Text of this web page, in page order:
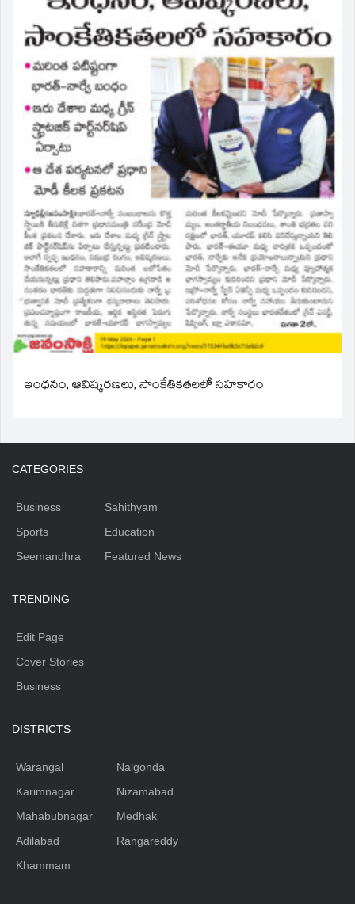
ఇంధనం, ఆవిష్కరణలు, సాంకేతికతలలో సహకారం
CATEGORIES
Business
Sports
Seemandhra
Sahithyam
Education
Featured News
TRENDING
Edit Page
Cover Stories
Business
DISTRICTS
Warangal
Karimnagar
Mahabubnagar
Adilabad
Khammam
Nalgonda
Nizamabad
Medhak
Rangareddy